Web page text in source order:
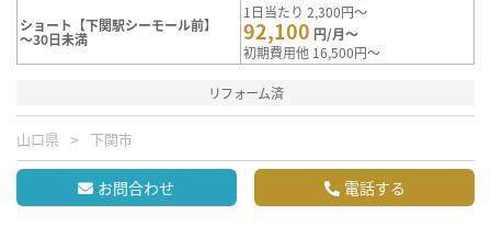
ショート【下関駅シーモール前】
～30日未満
1日当たり 2,300円～
92,100 円/月～
初期費用他 16,500円～
リフォーム済
山口県 下関市
お問合わせ 電話する